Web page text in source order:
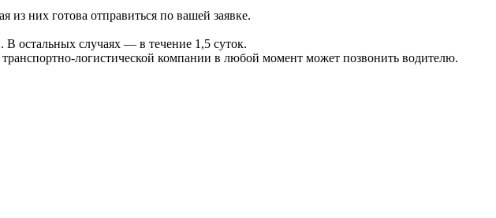
них готова отправиться по вашей заявке.
В остальных случаях — в течение 1,5 суток.
логистической компании в любой момент может позвонить водителю.